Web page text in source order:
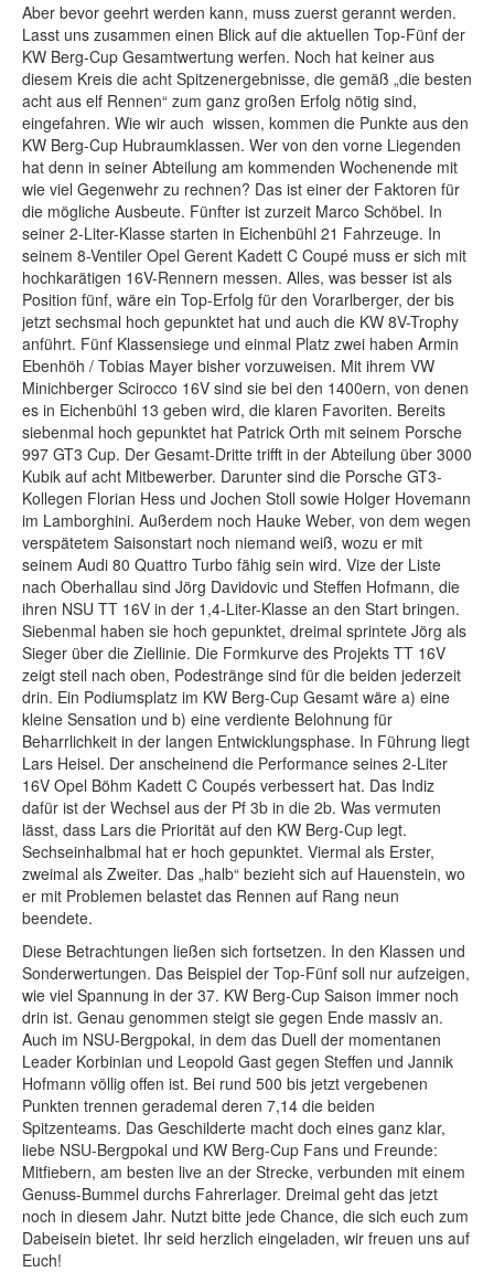
Aber bevor geehrt werden kann, muss zuerst gerannt werden.
Lasst uns zusammen einen Blick auf die aktuellen Top-Fünf der
KW Berg-Cup Gesamtwertung werfen. Noch hat keiner aus
diesem Kreis die acht Spitzenergebnisse, die gemäß „die besten
acht aus elf Rennen“ zum ganz großen Erfolg nötig sind,
eingefahren. Wie wir auch wissen, kommen die Punkte aus den
KW Berg-Cup Hubraumklassen. Wer von den vorne Liegenden
hat denn in seiner Abteilung am kommenden Wochenende mit
wie viel Gegenwehr zu rechnen? Das ist einer der Faktoren für
die mögliche Ausbeute. Fünfter ist zurzeit Marco Schöbel. In
seiner 2-Liter-Klasse starten in Eichenbühl 21 Fahrzeuge. In
seinem 8-Ventiler Opel Gerent Kadett C Coupé muss er sich mit
hochkarätigen 16V-Rennern messen. Alles, was besser ist als
Position fünf, wäre ein Top-Erfolg für den Vorarlberger, der bis
jetzt sechsmal hoch gepunktet hat und auch die KW 8V-Trophy
anführt. Fünf Klassensiege und einmal Platz zwei haben Armin
Ebenhöh / Tobias Mayer bisher vorzuweisen. Mit ihrem VW
Minichberger Scirocco 16V sind sie bei den 1400ern, von denen
es in Eichenbühl 13 geben wird, die klaren Favoriten. Bereits
siebenmal hoch gepunktet hat Patrick Orth mit seinem Porsche
997 GT3 Cup. Der Gesamt-Dritte trifft in der Abteilung über 3000
Kubik auf acht Mitbewerber. Darunter sind die Porsche GT3-
Kollegen Florian Hess und Jochen Stoll sowie Holger Hovemann
im Lamborghini. Außerdem noch Hauke Weber, von dem wegen
verspätetem Saisonstart noch niemand weiß, wozu er mit
seinem Audi 80 Quattro Turbo fähig sein wird. Vize der Liste
nach Oberhallau sind Jörg Davidovic und Steffen Hofmann, die
ihren NSU TT 16V in der 1,4-Liter-Klasse an den Start bringen.
Siebenmal haben sie hoch gepunktet, dreimal sprintete Jörg als
Sieger über die Ziellinie. Die Formkurve des Projekts TT 16V
zeigt steil nach oben, Podestränge sind für die beiden jederzeit
drin. Ein Podiumsplatz im KW Berg-Cup Gesamt wäre a) eine
kleine Sensation und b) eine verdiente Belohnung für
Beharrlichkeit in der langen Entwicklungsphase. In Führung liegt
Lars Heisel. Der anscheinend die Performance seines 2-Liter
16V Opel Böhm Kadett C Coupés verbessert hat. Das Indiz
dafür ist der Wechsel aus der Pf 3b in die 2b. Was vermuten
lässt, dass Lars die Priorität auf den KW Berg-Cup legt.
Sechseinhalbmal hat er hoch gepunktet. Viermal als Erster,
zweimal als Zweiter. Das „halb“ bezieht sich auf Hauenstein, wo
er mit Problemen belastet das Rennen auf Rang neun
beendete.
Diese Betrachtungen ließen sich fortsetzen. In den Klassen und
Sonderwertungen. Das Beispiel der Top-Fünf soll nur aufzeigen,
wie viel Spannung in der 37. KW Berg-Cup Saison immer noch
drin ist. Genau genommen steigt sie gegen Ende massiv an.
Auch im NSU-Bergpokal, in dem das Duell der momentanen
Leader Korbinian und Leopold Gast gegen Steffen und Jannik
Hofmann völlig offen ist. Bei rund 500 bis jetzt vergebenen
Punkten trennen gerademal deren 7,14 die beiden
Spitzenteams. Das Geschilderte macht doch eines ganz klar,
liebe NSU-Bergpokal und KW Berg-Cup Fans und Freunde:
Mitfiebern, am besten live an der Strecke, verbunden mit einem
Genuss-Bummel durchs Fahrerlager. Dreimal geht das jetzt
noch in diesem Jahr. Nutzt bitte jede Chance, die sich euch zum
Dabeisein bietet. Ihr seid herzlich eingeladen, wir freuen uns auf
Euch!